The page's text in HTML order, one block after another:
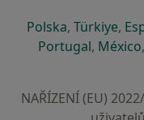
Polskase otevře v
, Türkiyese
,
Portugalse
, México,
NAŘÍZENÍ (EU)